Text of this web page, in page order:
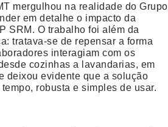
mergulhou na realidade do Grupo
em detalhe o impacto da
SRM. O trabalho foi além da
tratava-se de repensar a forma
interagiam com os
cozinhas a lavandarias, em
deixou evidente que a solução
robusta e simples de usar.